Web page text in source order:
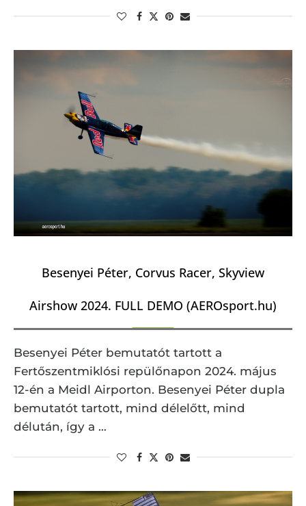
Besenyei Péter, Corvus Racer, Skyview
Airshow 2024. FULL DEMO (AEROsport.hu)
Besenyei Péter bemutatót tartott a
Fertőszentmiklósi repülőnapon 2024. május
12-én a Meidl Airporton. Besenyei Péter dupla
bemutatót tartott, mind délelőtt, mind
délután, így a …